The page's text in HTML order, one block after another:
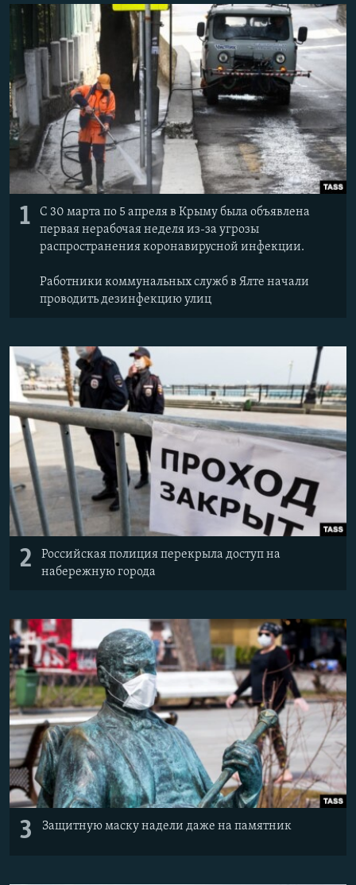
ПОБЕДИТЕЛЕЙ НЕ СУДЯТ?
КРЫМ.НЕПОКОРЕННЫЙ
ELIFBE
УКРАИНСКАЯ ПРОБЛЕМА КРЫМА
ПРИСОЕДИНЯЙТЕСЬ!
Все сайты RFE/RL
1
С 30 марта по 5 апреля в Крыму была объявлена
первая нерабочая неделя из-за угрозы
распространения коронавирусной инфекции.
Работники коммунальных служб в Ялте начали
проводить дезинфекцию улиц
2
Российская полиция перекрыла доступ на
набережную города
3 Защитную маску надели даже на памятник